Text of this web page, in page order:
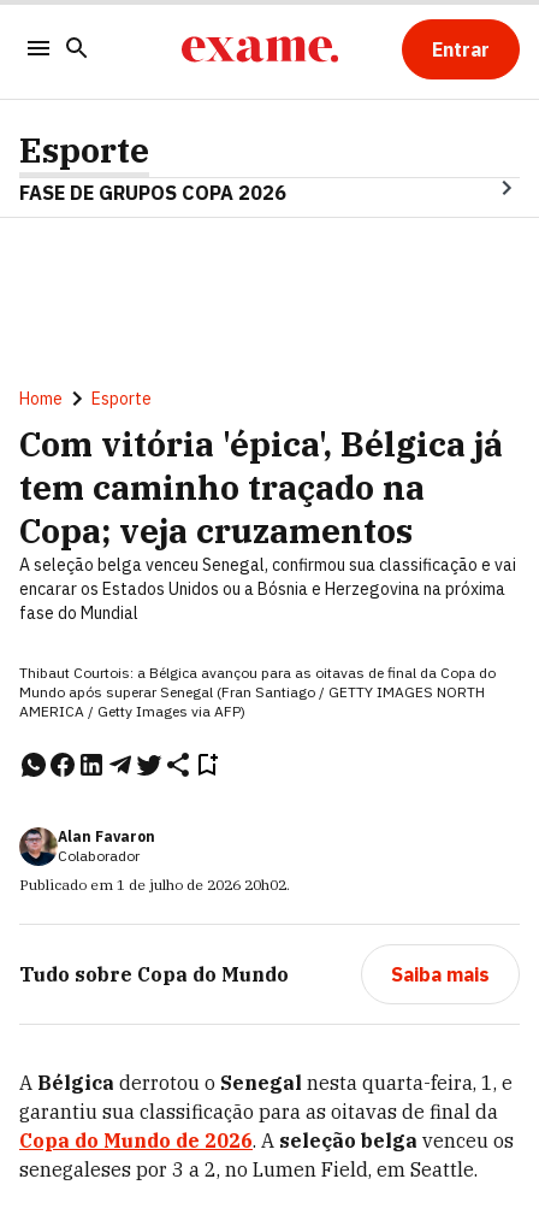
Entrar
Esporte
FASE DE GRUPOS COPA 2026
Home Esporte
Com vitória 'épica', Bélgica já
tem caminho traçado na
Copa; veja cruzamentos
A seleção belga venceu Senegal, confirmou sua classificação e vai
encarar os Estados Unidos ou a Bósnia e Herzegovina na próxima
fase do Mundial
Thibaut Courtois: a Bélgica avançou para as oitavas de final da Copa do
Mundo após superar Senegal (Fran Santiago / GETTY IMAGES NORTH
AMERICA / Getty Images via AFP)
Alan Favaron
Colaborador
Publicado em 1 de julho de 2026 20h02.
Tudo sobre Copa do Mundo Saiba mais
A Bélgica derrotou o Senegal nesta quarta-feira, 1, e
garantiu sua classificação para as oitavas de final da
Copa do Mundo de 2026. A seleção belga venceu os
senegaleses por 3 a 2, no Lumen Field, em Seattle.